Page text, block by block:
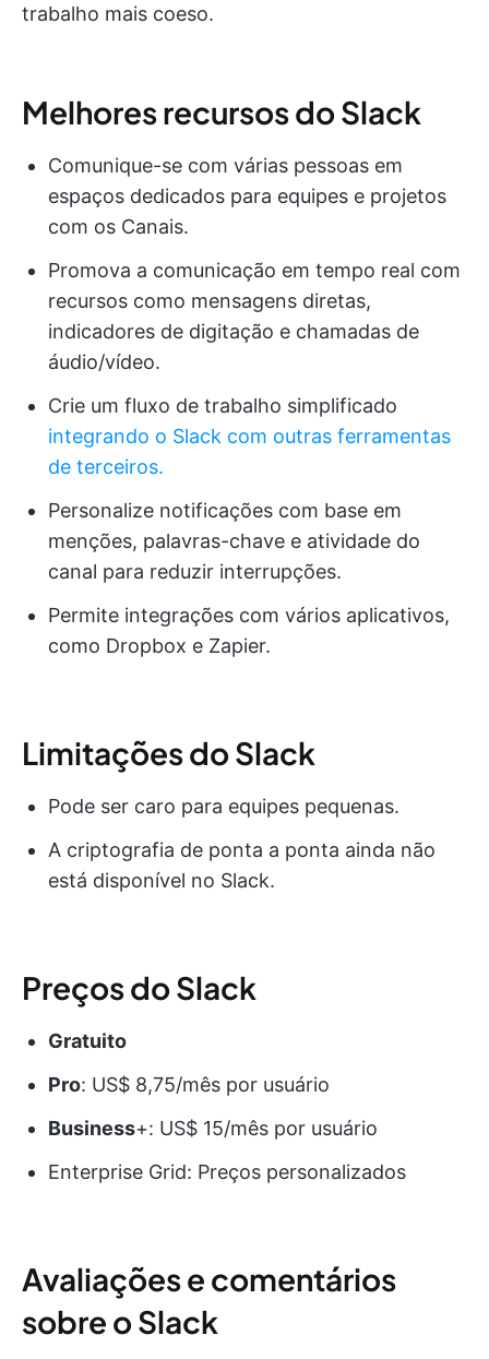
trabalho mais coeso.
Melhores recursos do Slack
Comunique-se com várias pessoas em
espaços dedicados para equipes e projetos
com os Canais.
Promova a comunicação em tempo real com
recursos como mensagens diretas,
indicadores de digitação e chamadas de
áudio/vídeo.
Crie um fluxo de trabalho simplificado
integrando o Slack com outras ferramentas
de terceiros.
Personalize notificações com base em
menções, palavras-chave e atividade do
canal para reduzir interrupções.
Permite integrações com vários aplicativos,
como Dropbox e Zapier.
Limitações do Slack
Pode ser caro para equipes pequenas.
A criptografia de ponta a ponta ainda não
está disponível no Slack.
Preços do Slack
Gratuito
Pro: US$ 8,75/mês por usuário
Business+: US$ 15/mês por usuário
Enterprise Grid: Preços personalizados
Avaliações e comentários
sobre o Slack